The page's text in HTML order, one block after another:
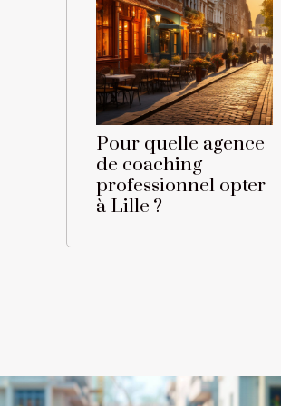
Pour quelle agence
de coaching
professionnel opter
à Lille ?